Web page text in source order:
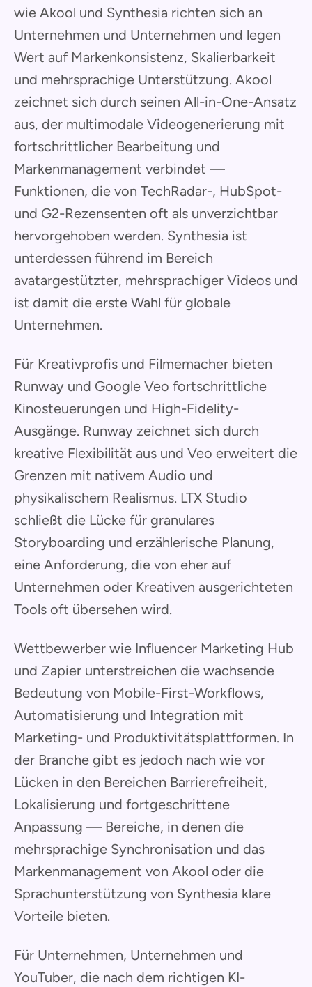
wie Akool und Synthesia richten sich an
Unternehmen und Unternehmen und legen
Wert auf Markenkonsistenz, Skalierbarkeit
und mehrsprachige Unterstützung. Akool
zeichnet sich durch seinen All-in-One-Ansatz
aus, der multimodale Videogenerierung mit
fortschrittlicher Bearbeitung und
Markenmanagement verbindet —
Funktionen, die von TechRadar-, HubSpot-
und G2-Rezensenten oft als unverzichtbar
hervorgehoben werden. Synthesia ist
unterdessen führend im Bereich
avatargestützter, mehrsprachiger Videos und
ist damit die erste Wahl für globale
Unternehmen.
Für Kreativprofis und Filmemacher bieten
Runway und Google Veo fortschrittliche
Kinosteuerungen und High-Fidelity-
Ausgänge. Runway zeichnet sich durch
kreative Flexibilität aus und Veo erweitert die
Grenzen mit nativem Audio und
physikalischem Realismus. LTX Studio
schließt die Lücke für granulares
Storyboarding und erzählerische Planung,
eine Anforderung, die von eher auf
Unternehmen oder Kreativen ausgerichteten
Tools oft übersehen wird.
Wettbewerber wie Influencer Marketing Hub
und Zapier unterstreichen die wachsende
Bedeutung von Mobile-First-Workflows,
Automatisierung und Integration mit
Marketing- und Produktivitätsplattformen. In
der Branche gibt es jedoch nach wie vor
Lücken in den Bereichen Barrierefreiheit,
Lokalisierung und fortgeschrittene
Anpassung — Bereiche, in denen die
mehrsprachige Synchronisation und das
Markenmanagement von Akool oder die
Sprachunterstützung von Synthesia klare
Vorteile bieten.
Für Unternehmen, Unternehmen und
YouTuber, die nach dem richtigen KI-